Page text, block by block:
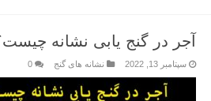
آجر در گنج یابی نشانه
سپتامبر 13, 2022 نشانه های گنج 0